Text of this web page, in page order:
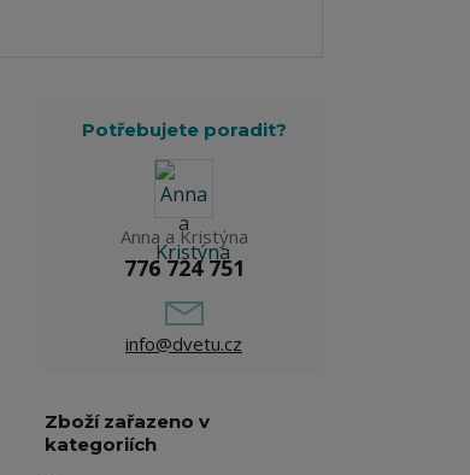
Potřebujete poradit?
Anna a Kristýna
776 724 751
info@dvetu.cz
Zboží zařazeno v
kategoriích